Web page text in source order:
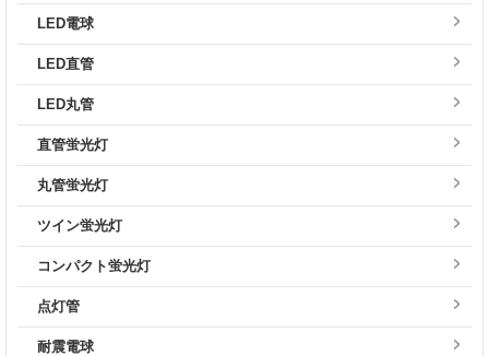
LED電球
LED直管
LED丸管
直管蛍光灯
丸管蛍光灯
ツイン蛍光灯
コンパクト蛍光灯
点灯管
耐震電球